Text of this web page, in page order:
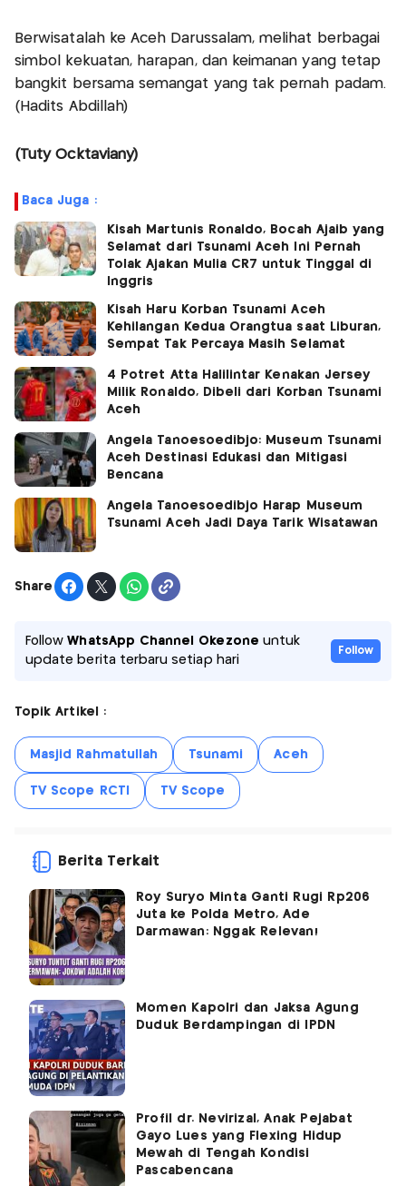
Berwisatalah ke Aceh Darussalam, melihat berbagai
simbol kekuatan, harapan, dan keimanan yang tetap
bangkit bersama semangat yang tak pernah padam.
(Hadits Abdillah)
(Tuty Ocktaviany)
Baca Juga :
Kisah Martunis Ronaldo, Bocah Ajaib yang
Selamat dari Tsunami Aceh Ini Pernah
Tolak Ajakan Mulia CR7 untuk Tinggal di
Inggris
Kisah Haru Korban Tsunami Aceh
Kehilangan Kedua Orangtua saat Liburan,
Sempat Tak Percaya Masih Selamat
4 Potret Atta Halilintar Kenakan Jersey
Milik Ronaldo, Dibeli dari Korban Tsunami
Aceh
Angela Tanoesoedibjo: Museum Tsunami
Aceh Destinasi Edukasi dan Mitigasi
Bencana
Angela Tanoesoedibjo Harap Museum
Tsunami Aceh Jadi Daya Tarik Wisatawan
Share
FollowWhatsApp Channel Okezone untuk
update berita terbaru setiap hari
Follow
Topik Artikel :
Masjid Rahmatullah Tsunami Aceh
TV Scope RCTI TV Scope
Berita Terkait
Roy Suryo Minta Ganti Rugi Rp206
Juta ke Polda Metro, Ade
Darmawan: Nggak Relevan!
Momen Kapolri dan Jaksa Agung
Duduk Berdampingan di IPDN
Profil dr. Nevirizal, Anak Pejabat
Gayo Lues yang Flexing Hidup
Mewah di Tengah Kondisi
Pascabencana